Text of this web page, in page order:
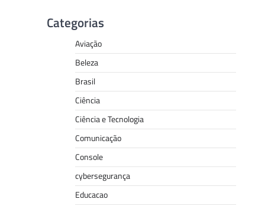
Categorias
Aviação
Beleza
Brasil
Ciência
Ciência e Tecnologia
Comunicação
Console
cybersegurança
Educacao